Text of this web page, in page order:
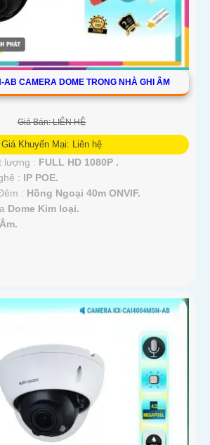
AB CAMERA DOME TRONG NHÀ GHI ÂM
Giá Bán: LIÊN HỆ
Giá Khuyến Mại: Liên hệ
: FULL HD 1080P .
: IP POE.
: Hồng Ngoại 40m ONVIF.
Dome Kim loại.